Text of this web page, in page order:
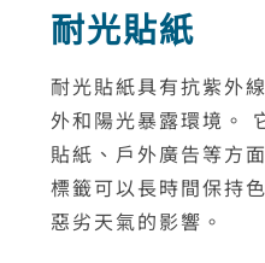
耐光貼紙
耐光貼紙具有抗紫外
外和陽光暴露環境。
貼紙、戶外廣告等方
標籤可以長時間保持
惡劣天氣的影響。